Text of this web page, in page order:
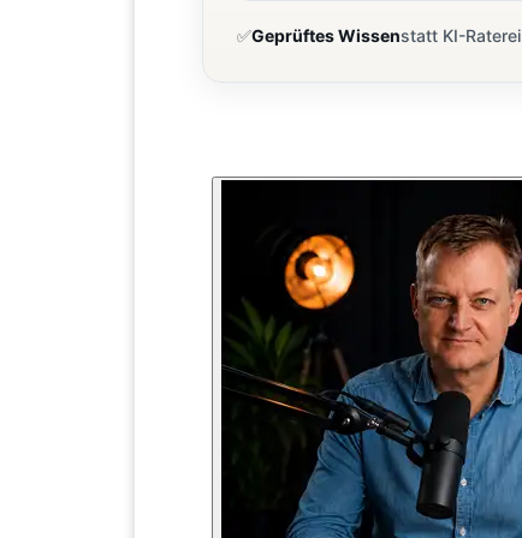
✅Geprüftes Wissenstatt KI-Raterei